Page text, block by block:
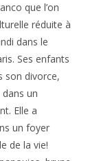
que l’on
réduite à
dans le
Ses enfants
son divorce,
dans un
Elle a
un foyer
de la vie!